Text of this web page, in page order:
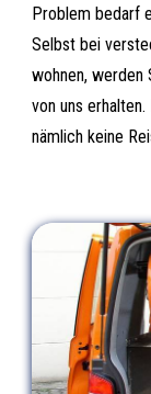
Problem bedarf
Selbst bei
wohnen, werden
von uns
nämlich keine